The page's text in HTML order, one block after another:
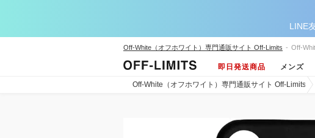
LINE
Off-White（オフホワイト）専門通販サイト Off-Limits - Off-
即日発送商品 メンズ
Off-White（オフホワイト）専門通販サイト Off-Limits